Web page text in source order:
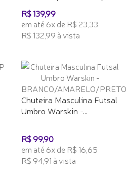
R$ 139,99
em até 6x de R$ 23,33
R$ 132,99 à vista
Chuteira Masculina Futsal
Umbro Warskin -...
R$ 99,90
em até 6x de R$ 16,65
R$ 94,91 à vista